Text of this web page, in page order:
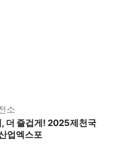
소
더 즐겁게! 2025제천국
업엑스포